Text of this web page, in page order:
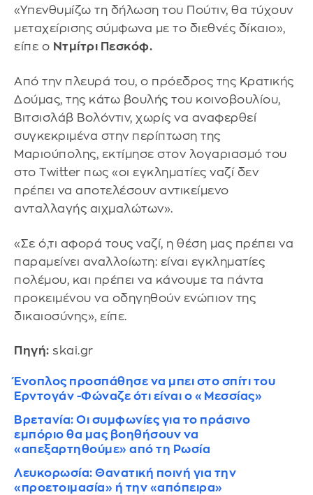
«Υπενθυμίζω τη δήλωση του Πούτιν, θα τύχουν
μεταχείρισης σύμφωνα με το διεθνές δίκαιο»,
είπε ο Ντμίτρι Πεσκόφ.
Από την πλευρά του, ο πρόεδρος της Κρατικής
Δούμας, της κάτω βουλής του κοινοβουλίου,
Βιτσισλάβ Βολόντιν, χωρίς να αναφερθεί
συγκεκριμένα στην περίπτωση της
Μαριούπολης, εκτίμησε στον λογαριασμό του
στο Twitter πως «οι εγκληματίες ναζί δεν
πρέπει να αποτελέσουν αντικείμενο
ανταλλαγής αιχμαλώτων».
«Σε ό,τι αφορά τους ναζί, η θέση μας πρέπει να
παραμείνει αναλλοίωτη: είναι εγκληματίες
πολέμου, και πρέπει να κάνουμε τα πάντα
προκειμένου να οδηγηθούν ενώπιον της
δικαιοσύνης», είπε.
Πηγή: skai.gr
Ένοπλος προσπάθησε να μπει στο σπίτι του
Ερντογάν -Φώναζε ότι είναι ο «Μεσσίας»
Βρετανία: Οι συμφωνίες για το πράσινο
εμπόριο θα μας βοηθήσουν να
«απεξαρτηθούμε» από τη Ρωσία
Λευκορωσία: Θανατική ποινή για την
«προετοιμασία» ή την «απόπειρα»